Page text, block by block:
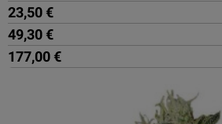
23,50 €
49,30 €
177,00 €